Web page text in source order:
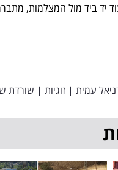
יד ביד מול המצלמות,
עמית | זוגיות | שורדת